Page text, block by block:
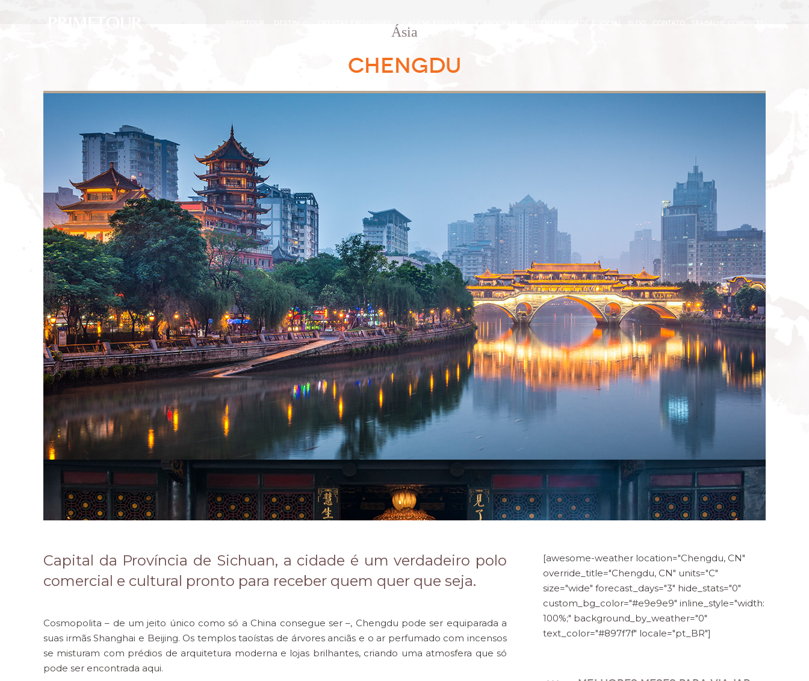
Ásia
CHENGDU
Capital da Província de Sichuan, a cidade é um verdadeiro polo
comercial e cultural pronto para receber quem quer que seja.
Cosmopolita – de um jeito único como só a China consegue ser –, Chengdu pode ser equiparada a
suas irmãs Shanghai e Beijing. Os templos taoístas de árvores anciãs e o ar perfumado com incensos
se misturam com prédios de arquitetura moderna e lojas brilhantes, criando uma atmosfera que só
pode ser encontrada aqui.
[awesome-weather location="Chengdu, CN"
override_title="Chengdu, CN" units="C"
size="wide" forecast_days="3" hide_stats="0"
custom_bg_color="#e9e9e9" inline_style="width:
100%;" background_by_weather="0"
text_color="#897f7f" locale="pt_BR"]